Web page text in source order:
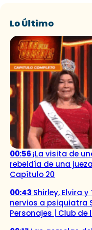
Lo Último
00:56 ¡La visita de
rebeldía de una
Capítulo 20
00:43 Shirley, Elvira
nervios a psiquiatra
Personajes | Club de